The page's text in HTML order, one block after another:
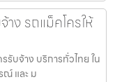
าง รถแม็คโครให้
รับจ้าง บริการทั่วไทย ใน
ณ์ และ ม